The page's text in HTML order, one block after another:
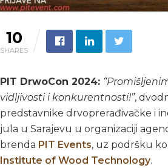
10
SHARES
PIT DrwoCon 2024:
vidljivosti i konkurentnosti!”,
predstavnike drvoprerađivačke i
jula u Sarajevu u organizaciji
brenda PIT Events, uz podršku
Institute of Wood Technology.